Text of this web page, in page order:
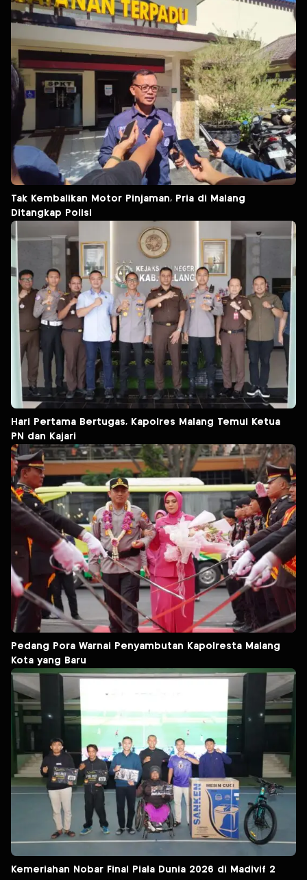
Tak Kembalikan Motor Pinjaman, Pria di Malang
Ditangkap Polisi
Hari Pertama Bertugas, Kapolres Malang Temui Ketua
PN dan Kajari
Pedang Pora Warnai Penyambutan Kapolresta Malang
Kota yang Baru
Kemeriahan Nobar Final Piala Dunia 2026 di Madivif 2